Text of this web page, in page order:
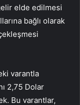
elde edilmesi
bağlı olarak
varantla
2,75 Dolar
Bu varantlar,